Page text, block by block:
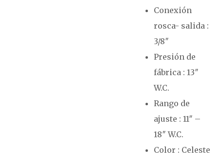
Conexión
rosca- salida :
3/8″
Presión de
fábrica : 13″
W.C.
Rango de
ajuste : 11″ –
18″ W.C.
Color : Celeste